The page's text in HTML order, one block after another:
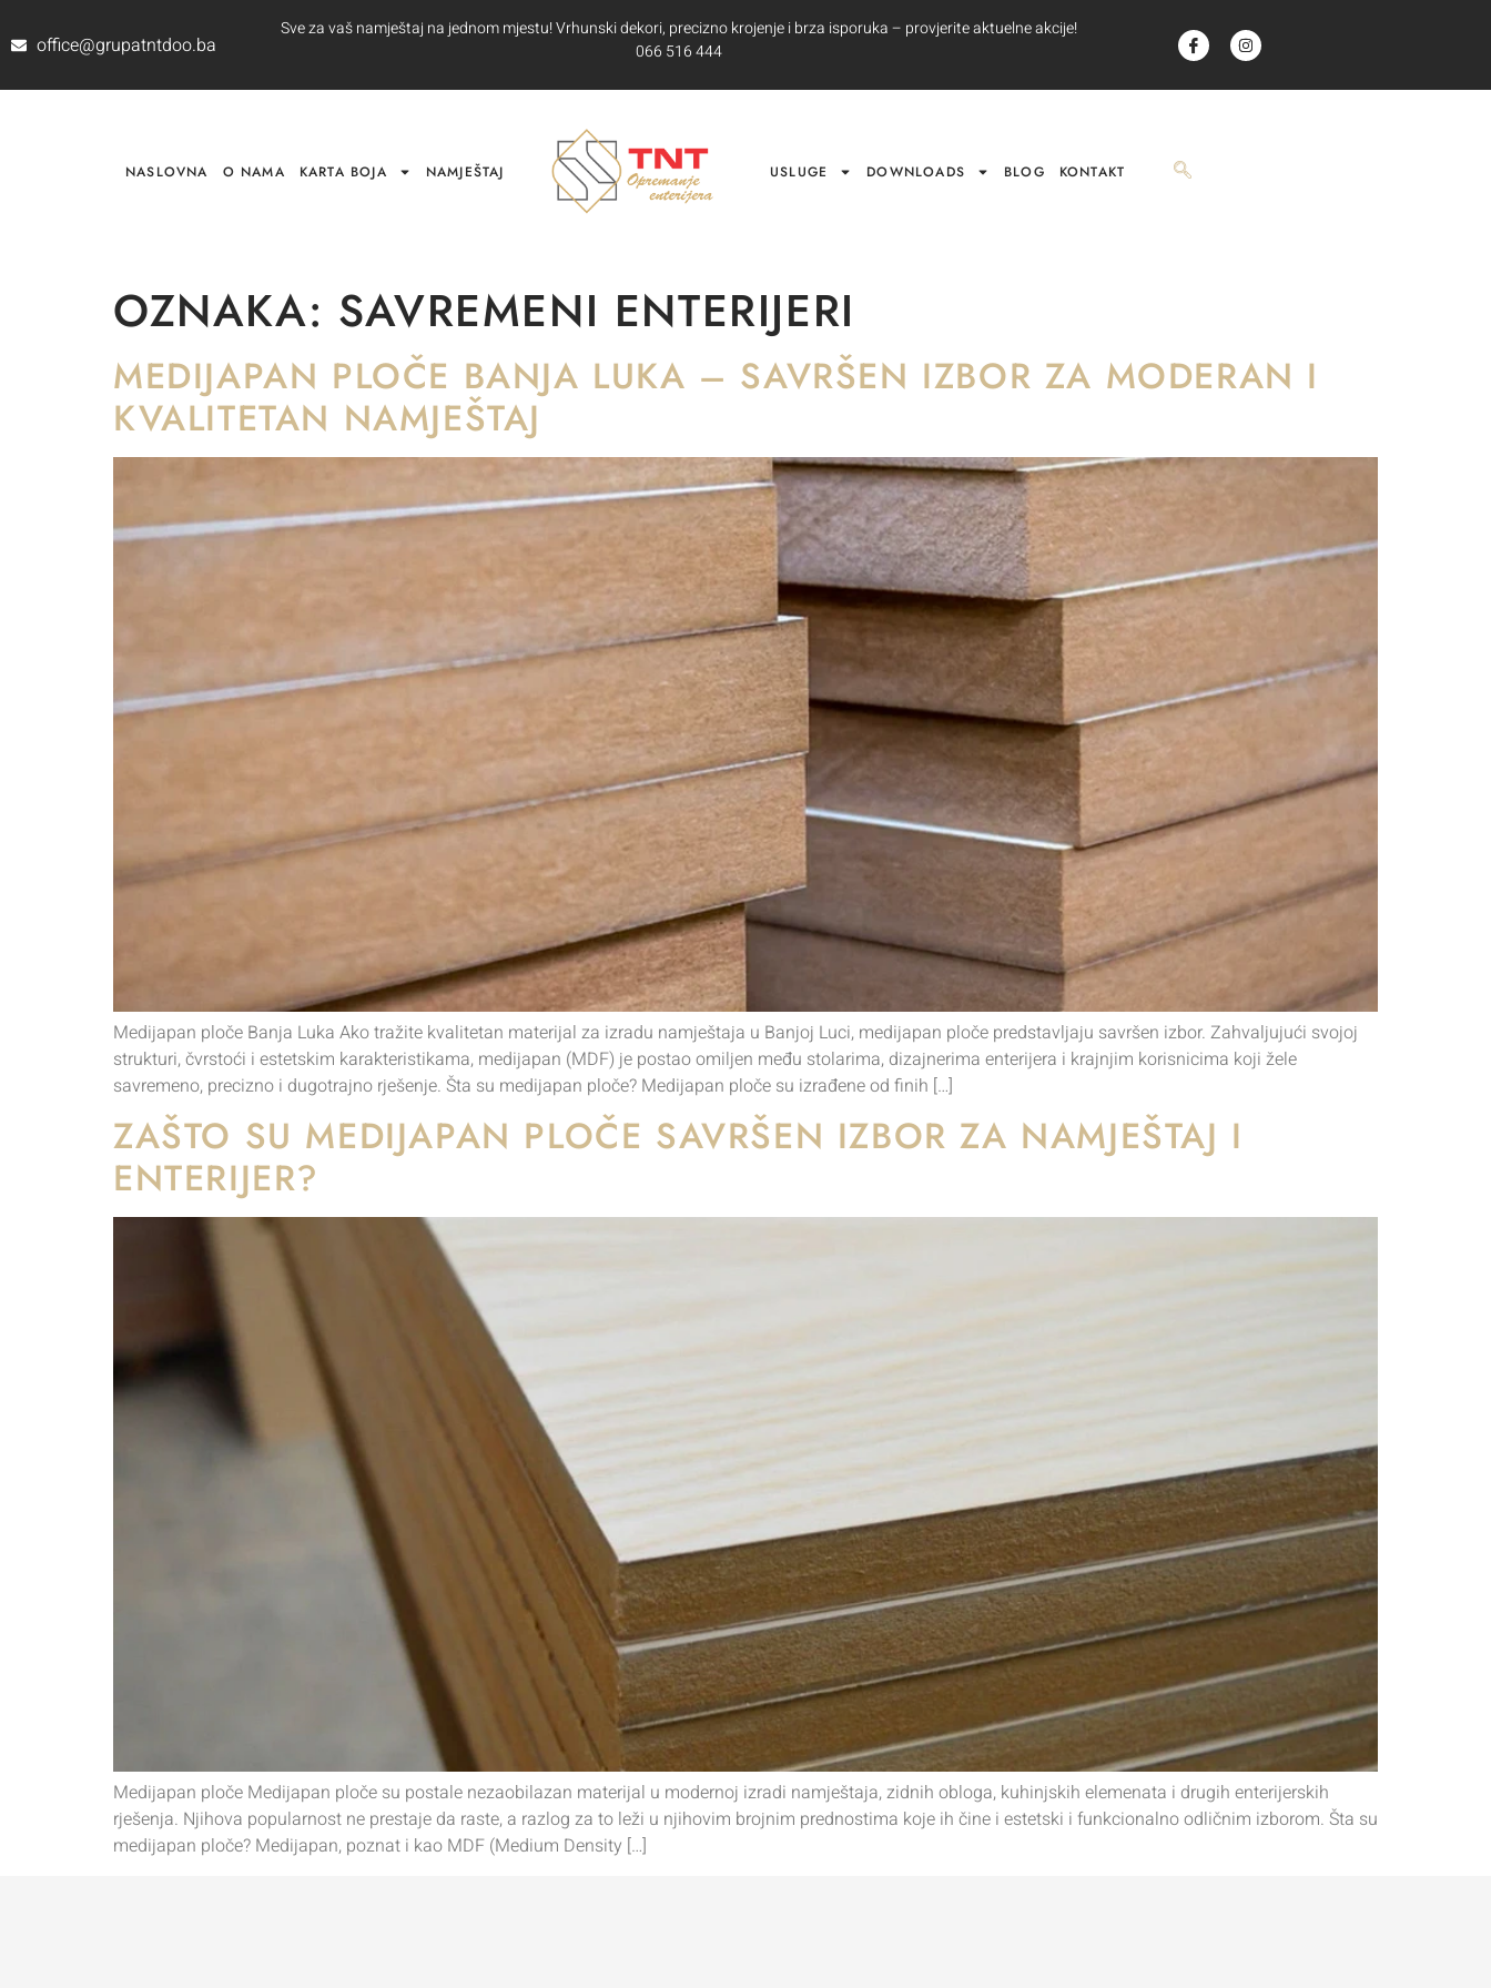
office@grupatntdoo.ba
Sve za vaš namještaj na jednom mjestu! Vrhunski dekori, precizno krojenje i brza isporuka – provjerite aktuelne akcije!
066 516 444
NASLOVNA O NAMA KARTA BOJA NAMJEŠTAJ USLUGE DOWNLOADS BLOG KONTAKT
OZNAKA: SAVREMENI ENTERIJERI
MEDIJAPAN PLOČE BANJA LUKA – SAVRŠEN IZBOR ZA MODERAN I
KVALITETAN NAMJEŠTAJ
Medijapan ploče Banja Luka Ako tražite kvalitetan materijal za izradu namještaja u Banjoj Luci, medijapan ploče predstavljaju savršen izbor. Zahvaljujući svojoj
strukturi, čvrstoći i estetskim karakteristikama, medijapan (MDF) je postao omiljen među stolarima, dizajnerima enterijera i krajnjim korisnicima koji žele
savremeno, precizno i dugotrajno rješenje. Šta su medijapan ploče? Medijapan ploče su izrađene od finih […]
ZAŠTO SU MEDIJAPAN PLOČE SAVRŠEN IZBOR ZA NAMJEŠTAJ I
ENTERIJER?
Medijapan ploče Medijapan ploče su postale nezaobilazan materijal u modernoj izradi namještaja, zidnih obloga, kuhinjskih elemenata i drugih enterijerskih
rješenja. Njihova popularnost ne prestaje da raste, a razlog za to leži u njihovim brojnim prednostima koje ih čine i estetski i funkcionalno odličnim izborom. Šta su
medijapan ploče? Medijapan, poznat i kao MDF (Medium Density […]